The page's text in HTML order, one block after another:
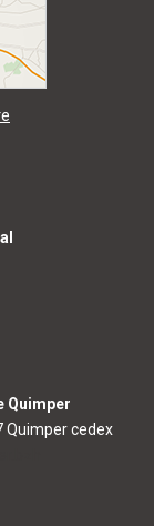
Quimper
Quimper cedex